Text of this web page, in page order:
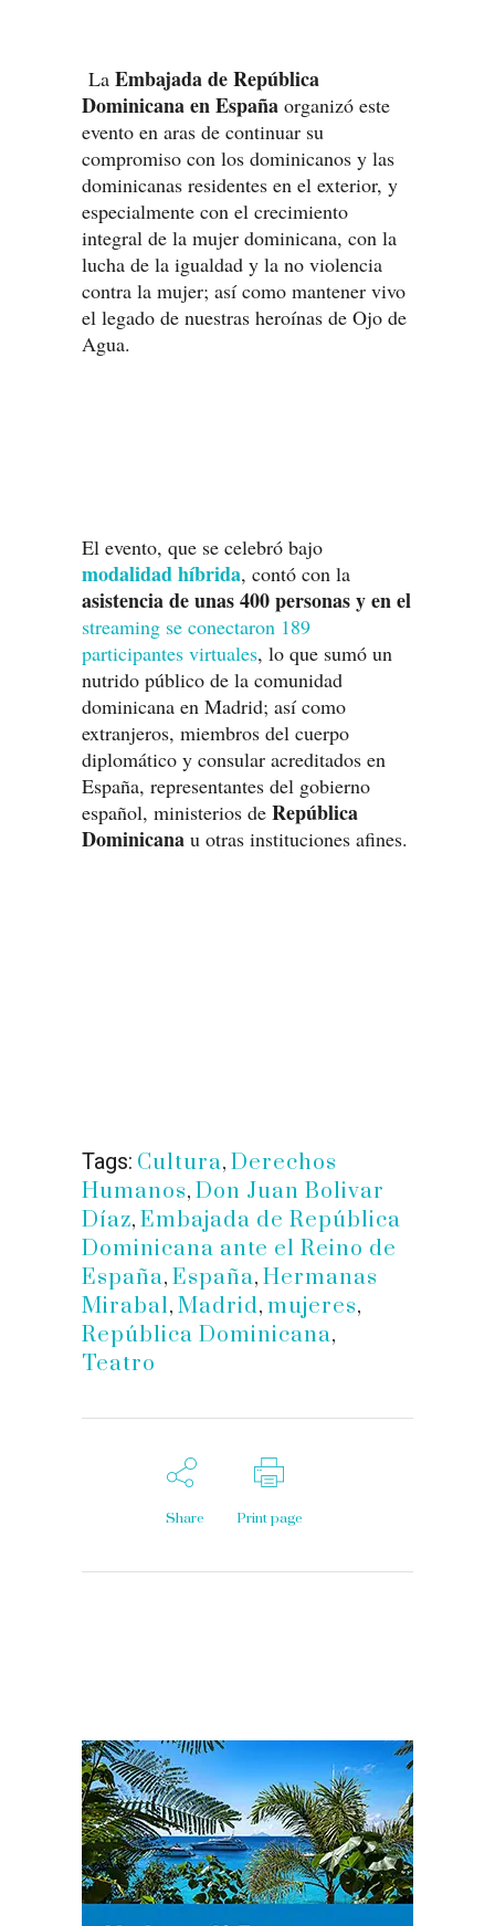
La Embajada de República
Dominicana en España organizó este
evento en aras de continuar su
compromiso con los dominicanos y las
dominicanas residentes en el exterior, y
especialmente con el crecimiento
integral de la mujer dominicana, con la
lucha de la igualdad y la no violencia
contra la mujer; así como mantener vivo
el legado de nuestras heroínas de Ojo de
Agua.
El evento, que se celebró bajo
modalidad híbrida, contó con la
asistencia de unas 400 personas y en el
streaming se conectaron 189
participantes virtuales, lo que sumó un
nutrido público de la comunidad
dominicana en Madrid; así como
extranjeros, miembros del cuerpo
diplomático y consular acreditados en
España, representantes del gobierno
español, ministerios de República
Dominicana u otras instituciones afines.
Tags: Cultura, Derechos
Humanos, Don Juan Bolivar
Díaz, Embajada de República
Dominicana ante el Reino de
España, España, Hermanas
Mirabal, Madrid, mujeres,
República Dominicana,
Teatro
Share Print page